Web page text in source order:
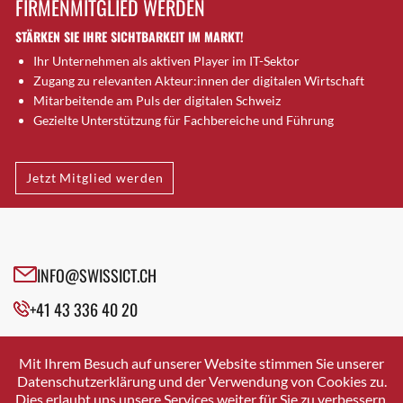
Brütten
Bubendorf
Bubikon
Buchs (SG)
Burgdorf
Bülach
Cazis
Cham
Davos Platz
Davos Platz 1
Dietikon
Dietlikon
FIRMENMITGLIED WERDEN
STÄRKEN SIE IHRE SICHTBARKEIT IM MARKT!
Ihr Unternehmen als aktiven Player im IT-Sektor
Zugang zu relevanten Akteur:innen der digitalen Wirtschaft
Mitarbeitende am Puls der digitalen Schweiz
Gezielte Unterstützung für Fachbereiche und Führung
Jetzt Mitglied werden
INFO@SWISSICT.CH
+41 43 336 40 20
SWISSICT
VULKANSTRASSE 120
8048 ZURICH
Mit Ihrem Besuch auf unserer Website stimmen Sie unserer
Datenschutzerklärung und der Verwendung von Cookies zu.
Dies erlaubt uns unsere Services weiter für Sie zu verbessern.